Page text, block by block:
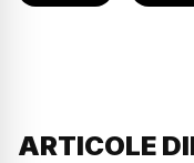
ARTICOLE